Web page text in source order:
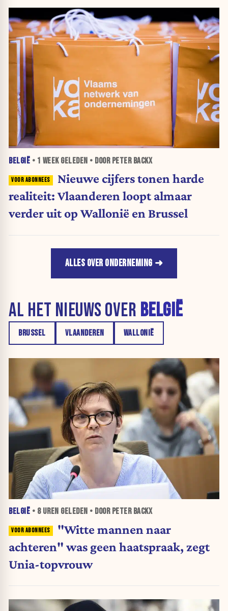
BELGIË • 1 WEEKGELEDEN • DOOR PETER BACKX
Nieuwe cijfers tonen harde
realiteit: Vlaanderen loopt almaar
verder uit op Wallonië en Brussel
ALLES OVER ONDERNEMING
AL HET NIEUWS OVER BELGIË
BRUSSEL VLAANDEREN WALLONIË
BELGIË • 8 UREN GELEDEN • DOOR PETER BACKX
"Witte mannen naar
achteren" was geen haatspraak, zegt
Unia-topvrouw